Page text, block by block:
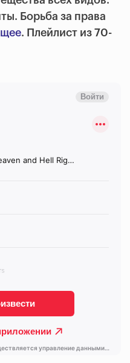
Борьба за права
. Плейлист из 70-